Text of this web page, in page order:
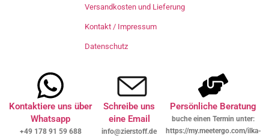
Versandkosten und Lieferung
Kontakt / Impressum
Datenschutz
Kontaktiere uns über
Whatsapp
+49 178 91 59 688
Schreibe uns
eine Email
info@zierstoff.de
Persönliche Beratung
buche einen Termin unter:
https://my.meetergo.com/ilka-